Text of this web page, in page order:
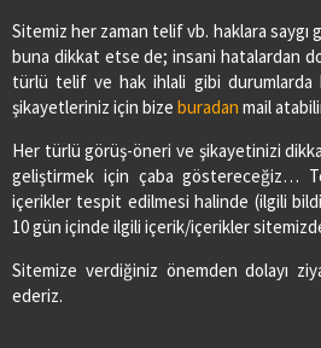
Sitemiz her zaman telif vb. haklara saygı
buna dikkat etse de; insani hatalardan
türlü telif ve hak ihlali gibi durumlarda
şikayetleriniz için bize buradan mail
Her türlü görüş-öneri ve şikayetinizi
geliştirmek için çaba göstereceğiz…
içerikler tespit edilmesi halinde (ilgili
10 gün içinde ilgili içerik/içerikler
Sitemize verdiğiniz önemden dolayı
ederiz.